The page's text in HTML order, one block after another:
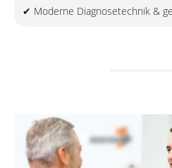
✔ Moderne Diagnosetechnik &